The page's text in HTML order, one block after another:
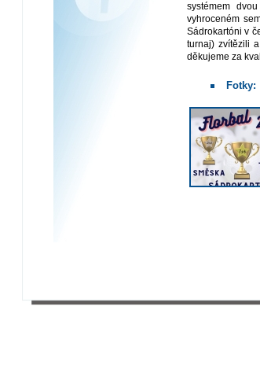
systémem
vyhroceném
Sádrokartóni v
turnaj) zvítězili
děkujeme za
Fotky: